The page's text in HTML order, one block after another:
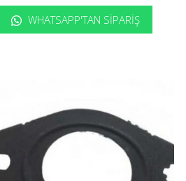
WHATSAPP'TAN SIPARIŞ